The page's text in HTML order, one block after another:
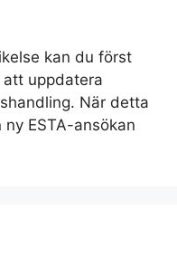
kan du först
uppdatera
När detta
ESTA-ansökan